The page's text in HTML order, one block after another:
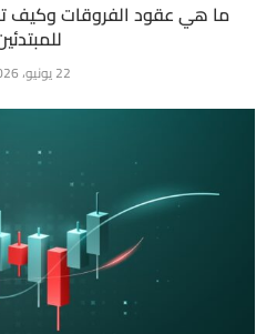
ما هي عقود الفروقات وكيف
22 يونيو، 2026